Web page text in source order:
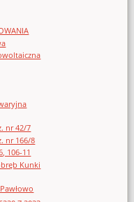
nr 42/7
nr 166/8
106-11
Kunki